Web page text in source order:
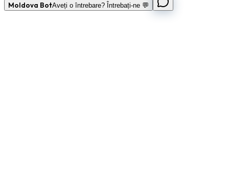
Moldova BotAveți o întrebare? Întrebați-ne 💬